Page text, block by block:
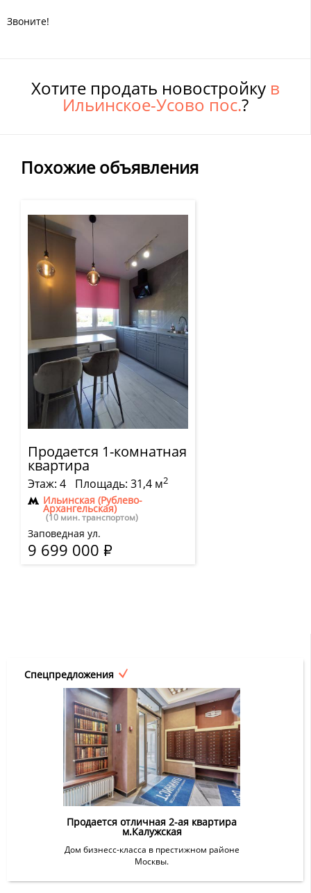
Звоните!
Похожие объявления
Продается 1-комнатная
квартира
Этаж: 4 Площадь: 31,4 м2
Ильинская (Рублево-
Архангельская)
(10 мин. транспортом)
Заповедная ул.
9 699 000 Р
Хотите продать новостройку в
Ильинское-Усово пос.?
Спецпредложения
Продается отличная 2-ая квартира
м.Калужская
Дом бизнесс-класса в престижном районе
Москвы.